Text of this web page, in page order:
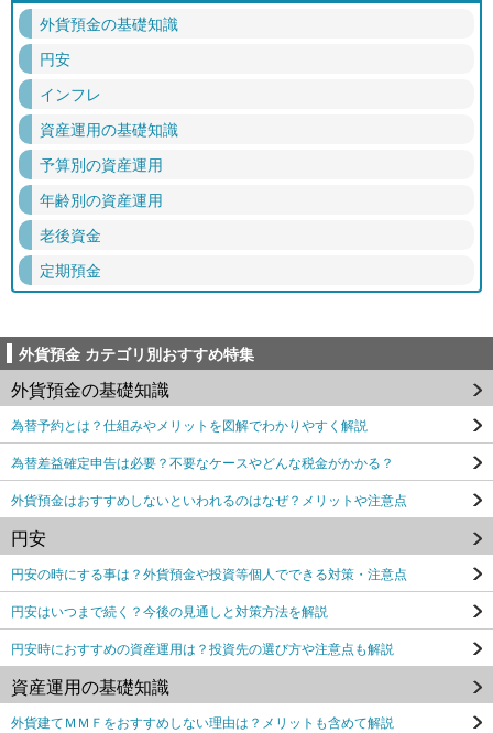
外貨預金の基礎知識
円安
インフレ
資産運用の基礎知識
予算別の資産運用
年齢別の資産運用
老後資金
定期預金
外貨預金 カテゴリ別おすすめ特集
外貨預金の基礎知識
為替予約とは？仕組みやメリットを図解でわかりやすく解説
為替差益確定申告は必要？不要なケースやどんな税金がかかる？
外貨預金はおすすめしないといわれるのはなぜ？メリットや注意点
円安
円安の時にする事は？外貨預金や投資等個人でできる対策・注意点
円安はいつまで続く？今後の見通しと対策方法を解説
円安時におすすめの資産運用は？投資先の選び方や注意点も解説
資産運用の基礎知識
外貨建てＭＭＦをおすすめしない理由は？メリットも含めて解説